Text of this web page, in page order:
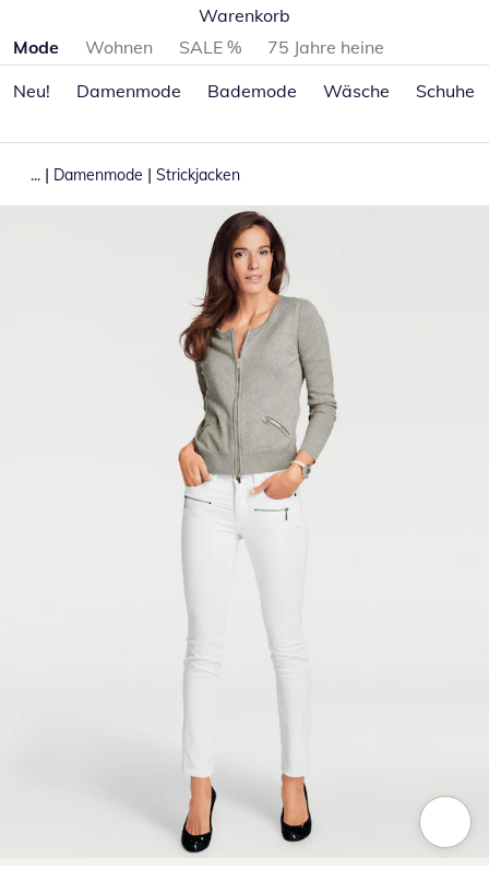
Warenkorb
Produktkategorien überspringen
Mode Wohnen SALE %
75 Jahre heine
Neu!
Damenmode Bademode Wäsche Schuhe
... | Damenmode | Strickjacken